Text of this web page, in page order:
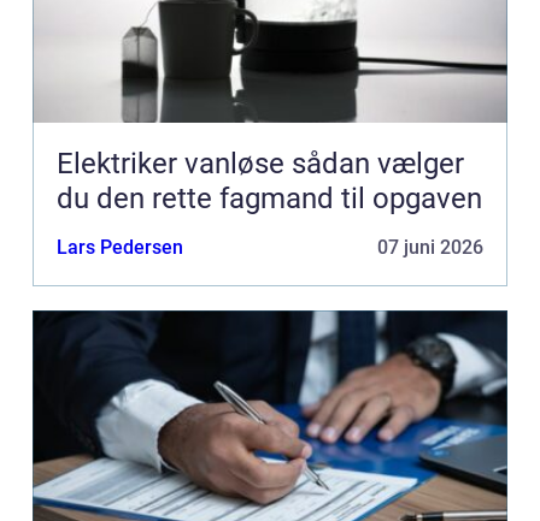
Elektriker vanløse sådan vælger
du den rette fagmand til opgaven
Lars Pedersen 07 juni 2026